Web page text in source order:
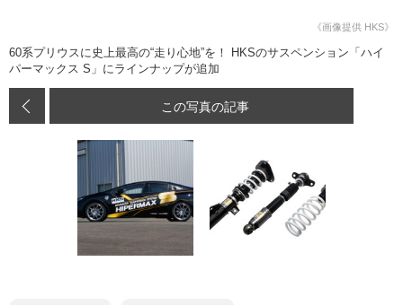
《画像提供 HKS》
60系プリウスに史上最高の“走り心地”を！ HKSのサスペンション「ハイ
パーマックス S」にラインナップが追加
この写真の記事